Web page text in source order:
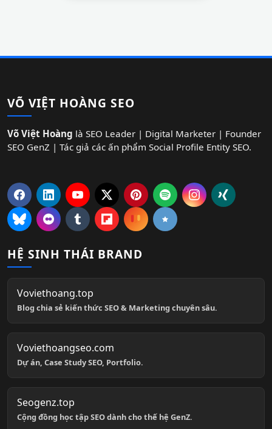
VÕ VIỆT HOÀNG SEO
Võ Việt Hoàng là SEO Leader | Digital Marketer | Founder
SEO GenZ | Tác giả các ấn phẩm Social Profile Entity SEO.
HỆ SINH THÁI BRAND
Voviethoang.top
Blog chia sẻ kiến thức SEO & Marketing chuyên sâu.
Voviethoangseo.com
Dự án, Case Study SEO, Portfolio.
Seogenz.top
Cộng đồng học tập SEO dành cho thế hệ GenZ.